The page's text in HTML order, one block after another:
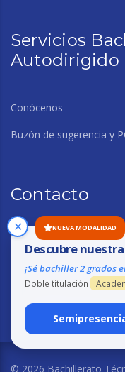
✕ NUEVA MODALIDAD
Descubre
¡Sé bachiller 2 grados
Doble titulación
Servicios
Autodirigido
Conócenos
Buzón de sugerencia y
Contacto
Sede principal:
Call Center: (57) (5)
© 2026 Bachillerato